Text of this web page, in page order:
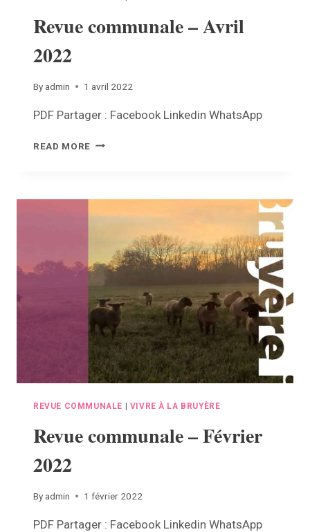
Revue communale – Avril
2022
By admin 1 avril 2022
PDF Partager : Facebook Linkedin WhatsApp
READ MORE REVUE
2022
REVUE COMMUNALE VIVRE À LA BRUYÈRE
Revue communale – Février
2022
By admin 1 février 2022
PDF Partager : Facebook Linkedin WhatsApp